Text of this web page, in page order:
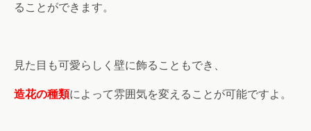
ることができます。
見た目も可愛らしく壁に飾ることもでき、
造花の種類によって雰囲気を変えることが可能ですよ。